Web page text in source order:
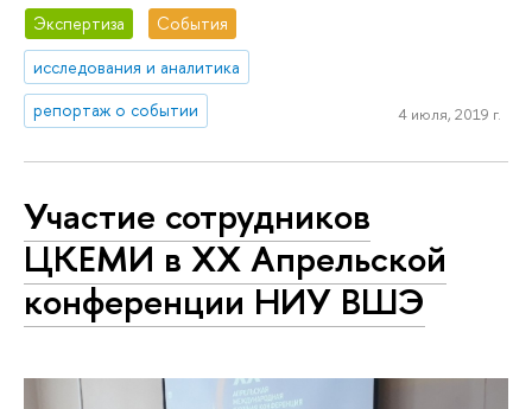
Экспертиза
События
исследования и аналитика
репортаж о событии
4 июля, 2019 г.
Участие сотрудников
ЦКЕМИ в XX Апрельской
конференции НИУ ВШЭ